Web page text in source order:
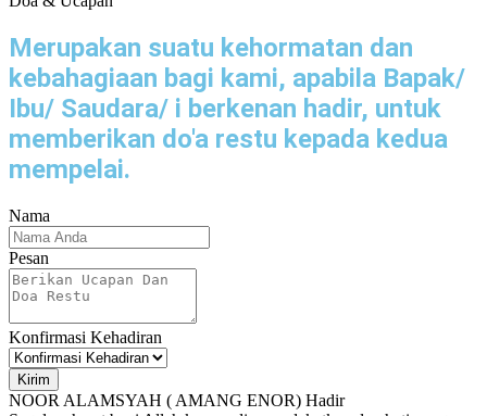
Merupakan suatu kehormatan dan
kebahagiaan bagi kami, apabila Bapak/
Ibu/ Saudara/ i berkenan hadir, untuk
memberikan do'a restu kepada kedua
mempelai.
Nama
Pesan
Konfirmasi Kehadiran
Kirim
NOOR ALAMSYAH ( AMANG ENOR) Hadir